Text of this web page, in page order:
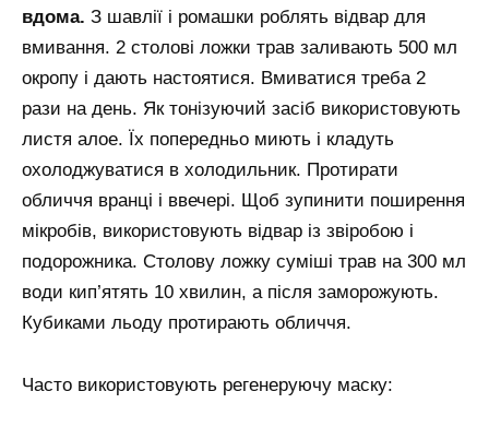
вдома. З шавлії і ромашки роблять відвар для
вмивання. 2 столові ложки трав заливають 500 мл
окропу і дають настоятися. Вмиватися треба 2
рази на день. Як тонізуючий засіб використовують
листя алое. Їх попередньо миють і кладуть
охолоджуватися в холодильник. Протирати
обличчя вранці і ввечері. Щоб зупинити поширення
мікробів, використовують відвар із звіробою і
подорожника. Столову ложку суміші трав на 300 мл
води кип’ятять 10 хвилин, а після заморожують.
Кубиками льоду протирають обличчя.
Часто використовують регенеруючу маску: